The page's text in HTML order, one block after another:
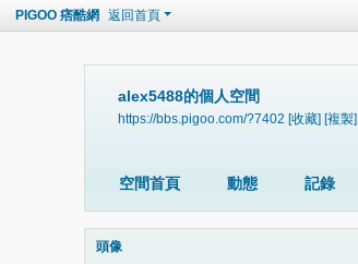
PIGOO 痞酷網 返回首頁
alex5488的個人空間
https://bbs.pigoo.com/?7402 [收藏] [複製]
空間首頁 動態 記錄
頭像